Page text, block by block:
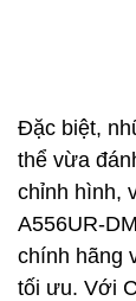
Đặc biệt,
thể vừa
chỉnh hình,
A556UR-
chính hãng
tối ưu. Với